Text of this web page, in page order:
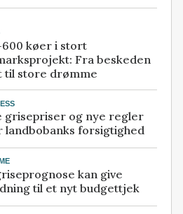
køer i stort
Fra beskeden
til store drømme
grisepriser og nye regler
landbobanks forsigtighed
kan give
til et nyt budgettjek